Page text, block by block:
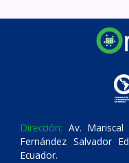
Dirección: Av.
Fernández Salvador
Ecuador.